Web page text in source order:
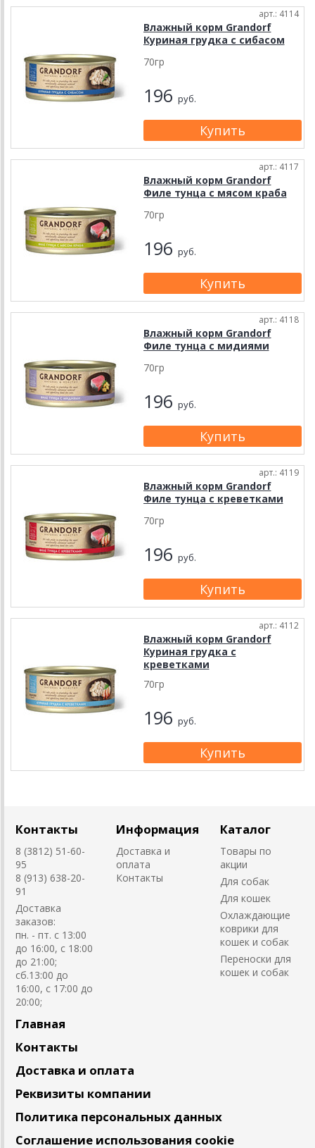
арт.: 4114
Влажный корм Grandorf
Куриная грудка с сибасом
70гр
196 руб.
арт.: 4117
Влажный корм Grandorf
Филе тунца с мясом краба
70гр
196 руб.
арт.: 4118
Влажный корм Grandorf
Филе тунца с мидиями
70гр
196 руб.
арт.: 4119
Влажный корм Grandorf
Филе тунца с креветками
70гр
196 руб.
арт.: 4112
Влажный корм Grandorf
Куриная грудка с
креветками
70гр
196 руб.
Контакты
8 (3812) 51-60-
95
8 (913) 638-20-
91
Доставка
заказов:
пн. - пт. с 13:00
до 16:00, с 18:00
до 21:00;
сб.13:00 до
16:00, с 17:00 до
20:00;
Информация
Доставка и
оплата
Контакты
Каталог
Товары по
акции
Для собак
Для кошек
Охлаждающие
коврики для
кошек и собак
Переноски для
кошек и собак
Главная
Контакты
Доставка и оплата
Реквизиты компании
Политика персональных данных
Соглашение использования cookie